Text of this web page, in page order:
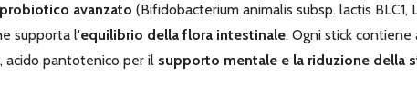
avanzato (Bifidobacterium animalis subsp. lactis
supporta l'equilibrio della flora intestinale. Ogni stick
, acido pantotenico per il supporto mentale e la riduzione della